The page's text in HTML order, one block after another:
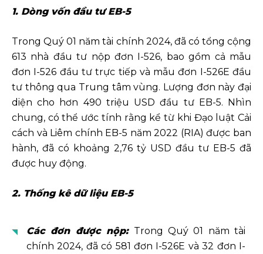
1. Dòng vốn đầu tư EB-5
Trong Quý 01 năm tài chính 2024, đã có tổng cộng
613 nhà đầu tư nộp đơn I-526, bao gồm cả mẫu
đơn I-526 đầu tư trực tiếp và mẫu đơn I-526E đầu
tư thông qua Trung tâm vùng. Lượng đơn này đại
diện cho hơn 490 triệu USD đầu tư EB-5. Nhìn
chung, có thể ước tính rằng kể từ khi Đạo luật Cải
cách và Liêm chính EB-5 năm 2022 (RIA) được ban
hành, đã có khoảng 2,76 tỷ USD đầu tư EB-5 đã
được huy động.
2. Thống kê dữ liệu EB-5
Các đơn được nộp:Trong Quý 01 năm tài
chính 2024, đã có 581 đơn I-526E và 32 đơn I-